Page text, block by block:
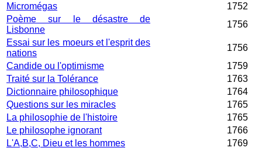
Micromégas
1752
Poème sur le désastre de
Lisbonne
1756
Essai sur les moeurs et l'esprit des
nations
1756
Candide ou l'optimisme
1759
Traité sur la Tolérance
1763
Dictionnaire philosophique
1764
Questions sur les miracles
1765
La philosophie de l'histoire
1765
Le philosophe ignorant
1766
L'A,B,C, Dieu et les hommes
1769